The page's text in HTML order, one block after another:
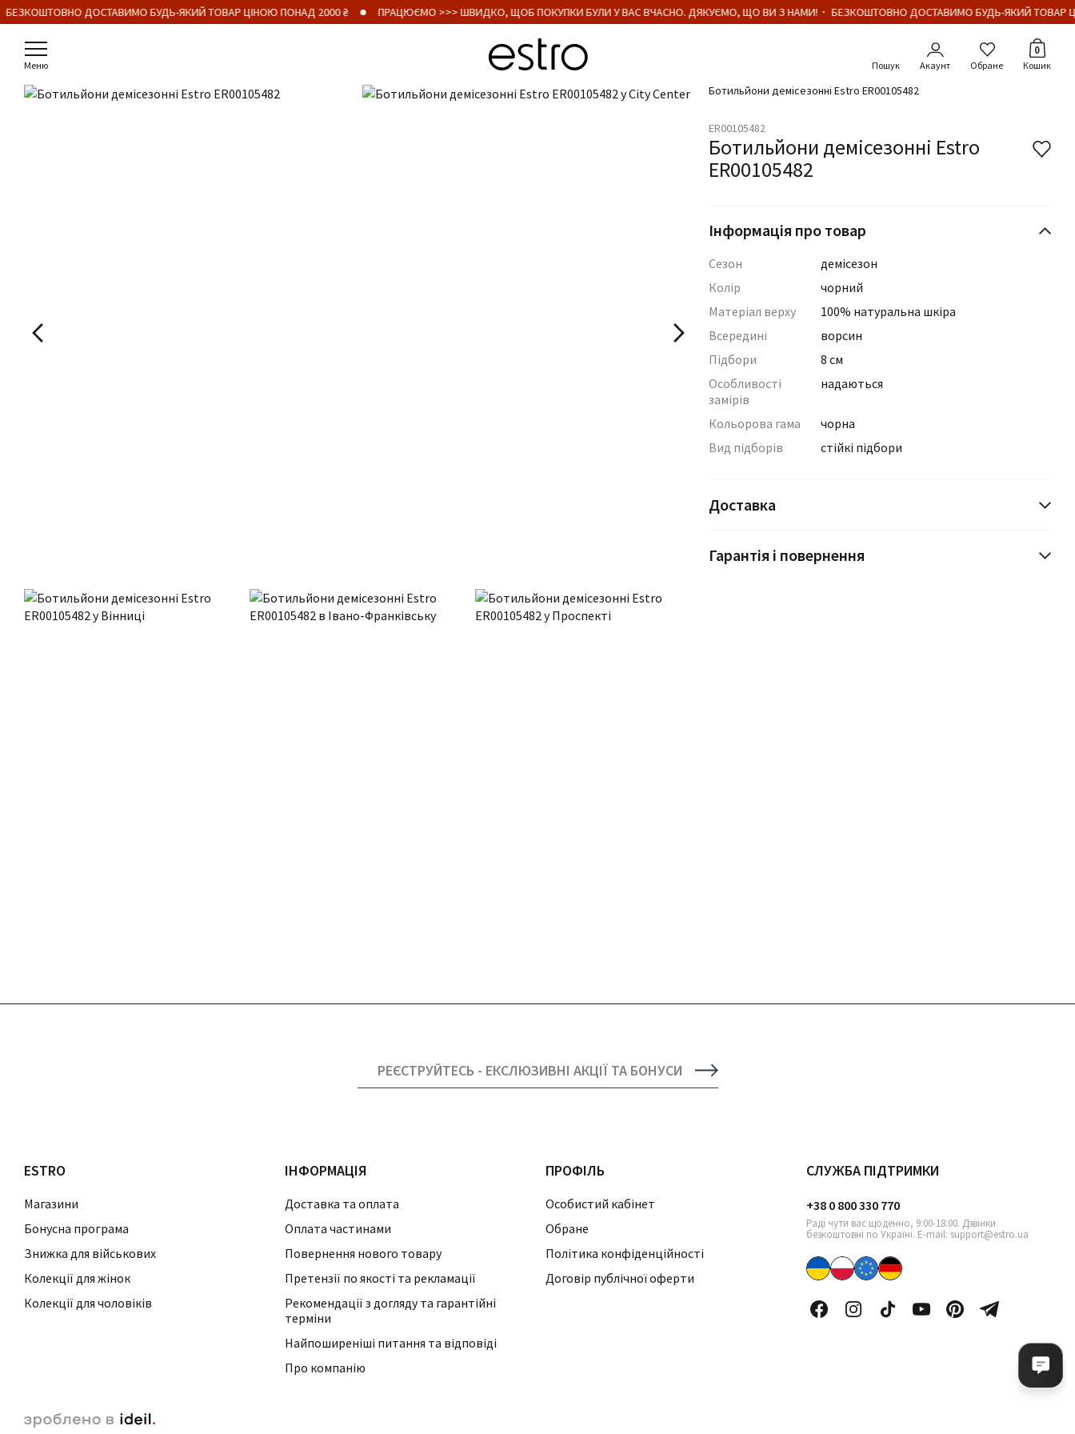
ДОСТАВИМО БУДЬ-ЯКИЙ ТОВАР ЦІНОЮ ПОНАД 2000 ₴ ПРАЦЮЄМО >>> ШВИДКО, ЩОБ ПОКУПКИ БУЛИ У ВАС ВЧАСНО. ДЯКУЄМО, ЩО ВИ З НАМИ!・ БЕЗКОШТОВНО ДОСТАВИМО БУДЬ-ЯКИЙ ТОВАР
Меню Акаунт Обране
0
Кошик
Ботильйони демісезонні Estro ER00105482
ER00105482
Ботильйони демісезонні Estro
ER00105482
Інформація про товар
Сезон
демісезон
Колір
чорний
Матеріал верху
100% натуральна шкіра
Всередині
ворсин
Підбори
8 см
Особливості
замірів
надаються
Кольорова гама
чорна
Вид підборів
стійкі підбори
Доставка
Гарантія і повернення
РЕЄСТРУЙТЕСЬ - ЕКСЛЮЗИВНІ АКЦІЇ ТА БОНУСИ
ESTRO
Магазини
Бонусна програма
Знижка для військових
Колекції для жінок
Колекції для чоловіків
ІНФОРМАЦІЯ
Доставка та оплата
Оплата частинами
Повернення нового товару
Претензії по якості та рекламації
Рекомендації з догляду та гарантійні
терміни
Найпоширеніші питання та відповіді
Про компанію
ПРОФІЛЬ
Особистий кабінет
Обране
Політика конфіденційності
Договір публічної оферти
СЛУЖБА ПІДТРИМКИ
+38 0 800 330 770
Раді чути вас щоденно, 9:00-18:00. Дзвінки
безкоштовні по Україні. E-mail: support@estro.ua